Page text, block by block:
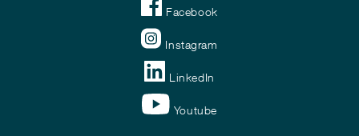
Facebook
Instagram
LinkedIn
Youtube